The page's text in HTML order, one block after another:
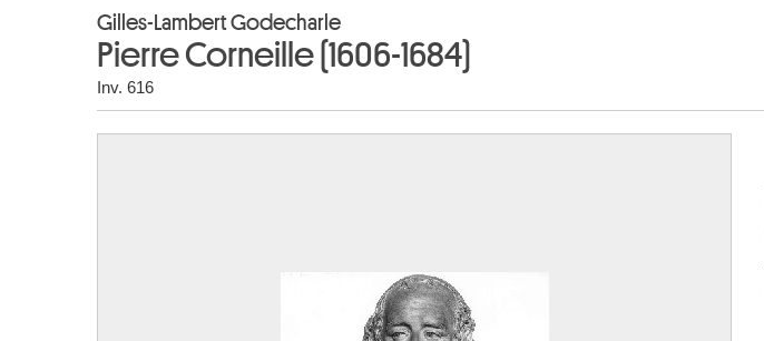
Gilles-Lambert Godecharle
Pierre Corneille (1606-1684)
Inv. 616